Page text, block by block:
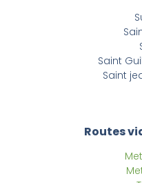
Saint
Saint
Routes